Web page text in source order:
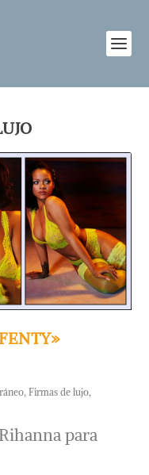
,Firmas de lujo,
para